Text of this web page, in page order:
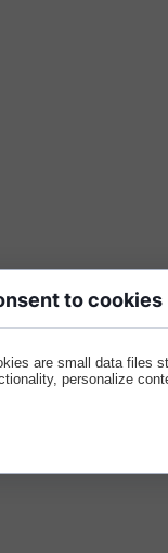
to cookies
are small data files
personalize